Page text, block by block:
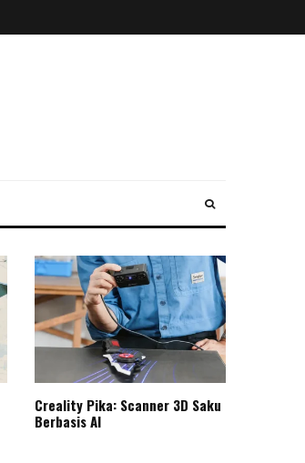
Creality Pika: Scanner 3D Saku
Berbasis AI